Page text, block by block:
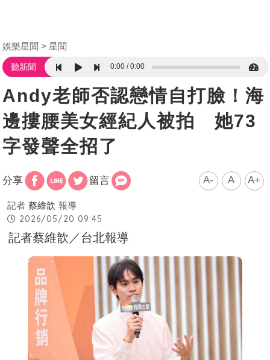
娛樂星聞 星聞
聽新聞 0:00 0:00
Andy老師否認戀情自打臉！海
邊摟腰美女經紀人被拍 她73
字發聲全招了
分享 留言 A- A A+
記者 蔡維歆 報導
2026/05/20 09:45
記者蔡維歆／台北報導